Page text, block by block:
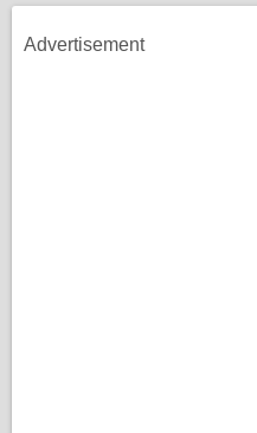
Advertisement